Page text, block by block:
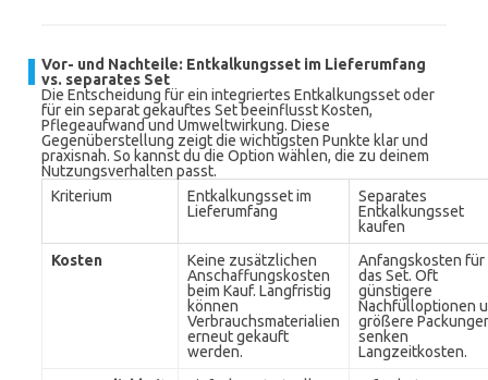
Vor- und Nachteile: Entkalkungsset im Lieferumfang
vs. separates Set
Die Entscheidung für ein integriertes Entkalkungsset oder
für ein separat gekauftes Set beeinflusst Kosten,
Pflegeaufwand und Umweltwirkung. Diese
Gegenüberstellung zeigt die wichtigsten Punkte klar und
praxisnah. So kannst du die Option wählen, die zu deinem
Nutzungsverhalten passt.
Kriterium
Entkalkungsset im
Lieferumfang
Separates
Entkalkungsset
kaufen
Kosten
Keine zusätzlichen
Anschaffungskosten
beim Kauf. Langfristig
können
Verbrauchsmaterialien
erneut gekauft
werden.
Anfangskosten für
das Set. Oft
günstigere
Nachfülloptionen
größere
senken
Langzeitkosten.